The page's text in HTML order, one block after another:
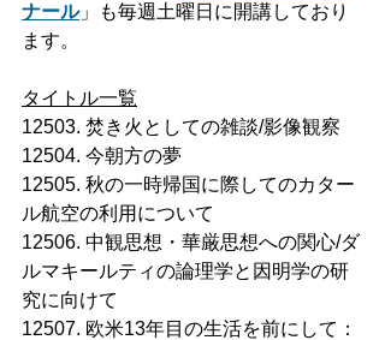
ナール」も毎週土曜日に開講しており
ます。
タイトル一覧
12503. 焚き火としての雑談/影像観察
12504. 今朝方の夢
12505. 秋の一時帰国に際してのカター
ル航空の利用について
12506. 中観思想・華厳思想への関心/ダ
ルマキールティの論理学と因明学の研
究に向けて
12507. 欧米13年目の生活を前にして：